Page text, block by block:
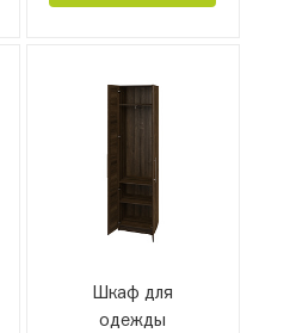
Шкаф для
одежды